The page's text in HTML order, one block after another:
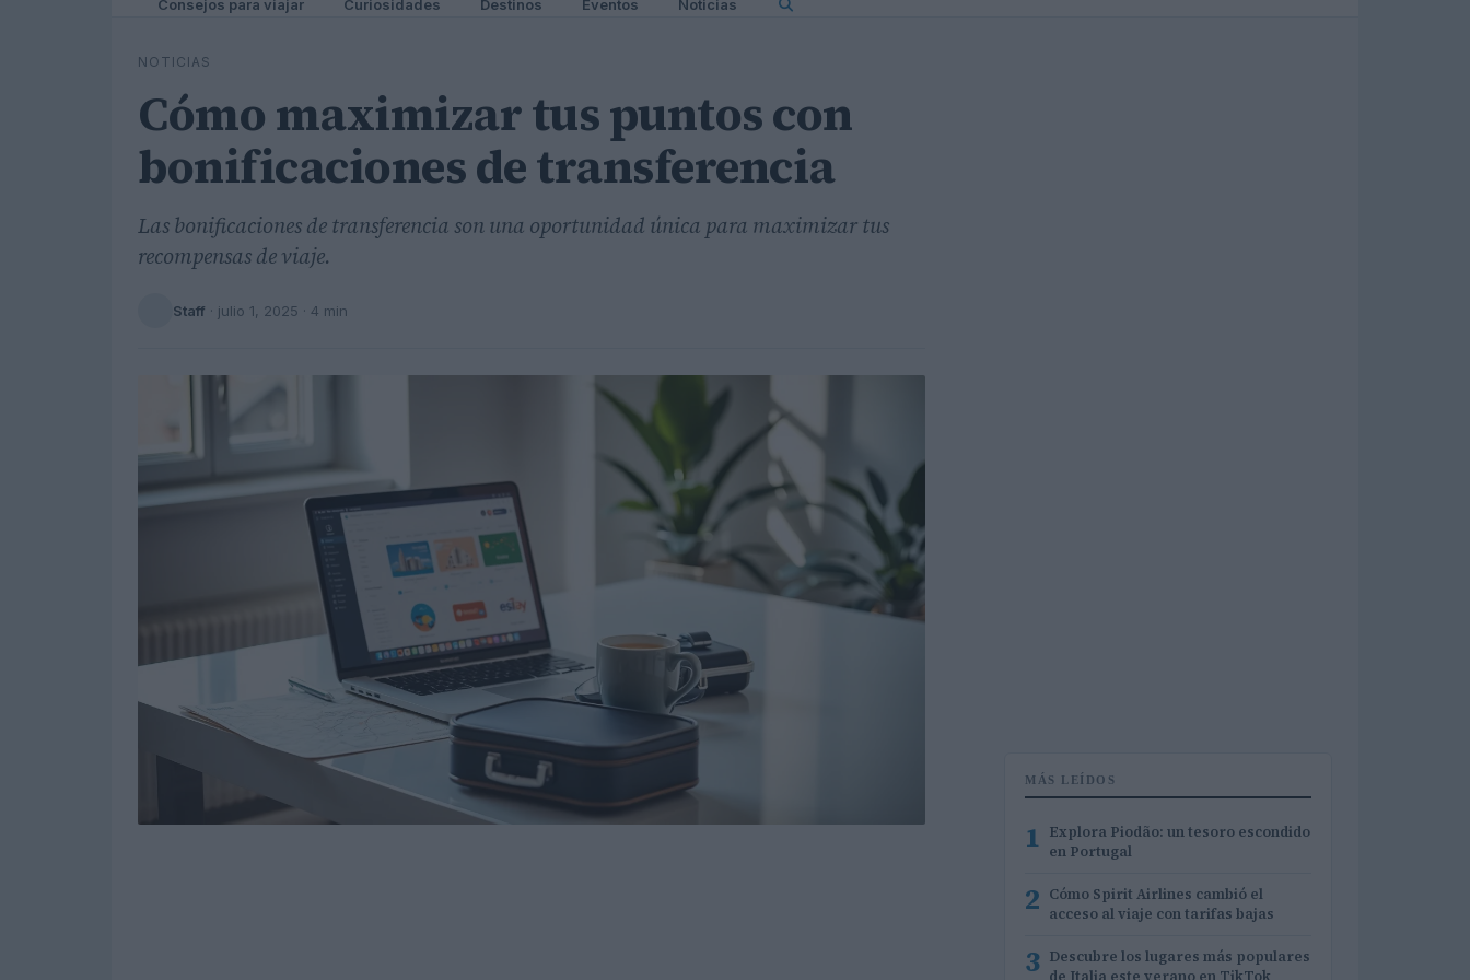
Consejos para viajar Curiosidades Destinos Eventos Noticias
NOTICIAS
Cómo maximizar tus puntos con
bonificaciones de transferencia
Las bonificaciones de transferencia son una oportunidad única para maximizar tus
recompensas de viaje.
Staff · julio 1, 2025 · 4 min
MÁS LEÍDOS
1 Explora Piodão: un tesoro escondido
en Portugal
2 Cómo Spirit Airlines cambió el
acceso al viaje con tarifas bajas
3 Descubre los lugares más populares
de Italia este verano en TikTok